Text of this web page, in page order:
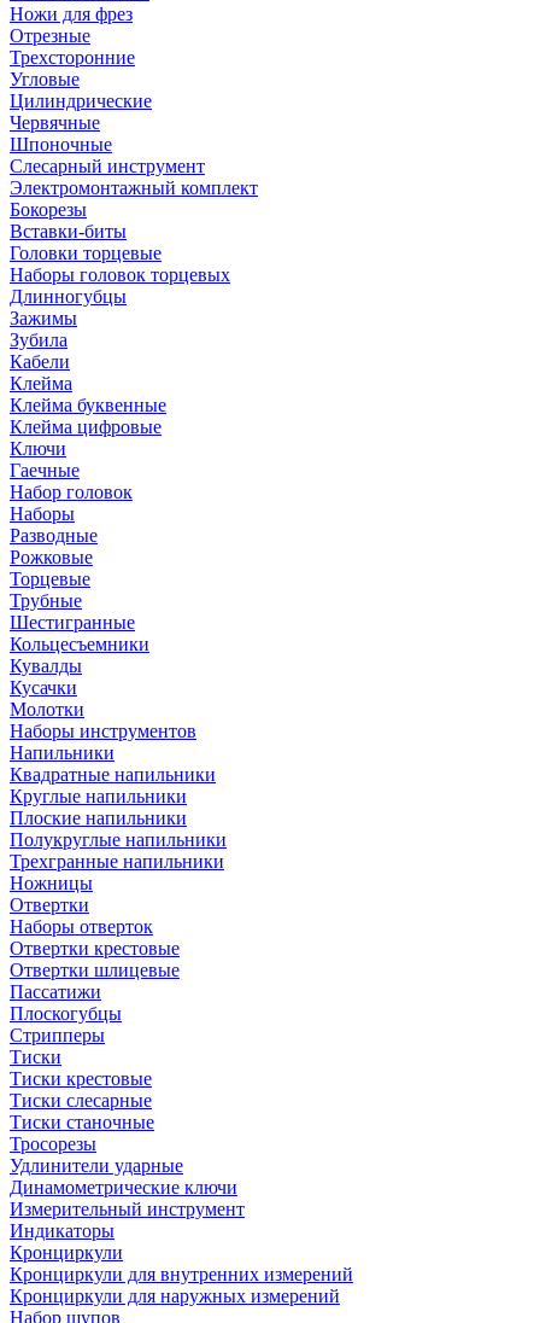
Ножи для фрез
Отрезные
Трехсторонние
Угловые
Цилиндрические
Червячные
Шпоночные
Слесарный инструмент
Электромонтажный комплект
Бокорезы
Вставки-биты
Головки торцевые
Наборы головок торцевых
Длинногубцы
Зажимы
Зубила
Кабели
Клейма
Клейма буквенные
Клейма цифровые
Ключи
Гаечные
Набор головок
Наборы
Разводные
Рожковые
Торцевые
Трубные
Шестигранные
Кольцесъемники
Кувалды
Кусачки
Молотки
Наборы инструментов
Напильники
Квадратные напильники
Круглые напильники
Плоские напильники
Полукруглые напильники
Трехгранные напильники
Ножницы
Отвертки
Наборы отверток
Отвертки крестовые
Отвертки шлицевые
Пассатижи
Плоскогубцы
Стрипперы
Тиски
Тиски крестовые
Тиски слесарные
Тиски станочные
Тросорезы
Удлинители ударные
Динамометрические ключи
Измерительный инструмент
Индикаторы
Кронциркули
Кронциркули для внутренних измерений
Кронциркули для наружных измерений
Набор щупов